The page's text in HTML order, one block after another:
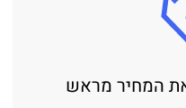
את המחיר מראש